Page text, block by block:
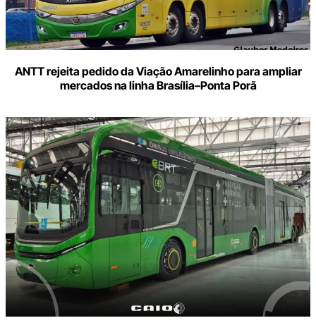
ANTT rejeita pedido da Viação Amarelinho para ampliar
mercados na linha Brasília–Ponta Porã